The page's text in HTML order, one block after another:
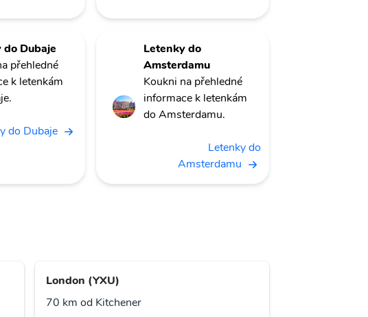
do Dubaje
přehledné
k letenkám
do Dubaje
Letenky do
Amsterdamu
Koukni na přehledné
informace k letenkám
do Amsterdamu.
Letenky do
Amsterdamu
London (YXU)
70 km od Kitchener